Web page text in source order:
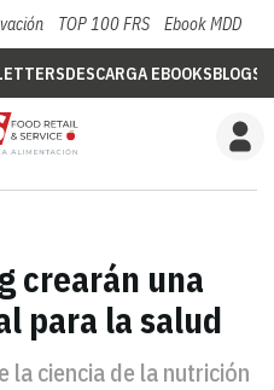
TOP 100 FRS Ebook MDD
DESCARGA EBOOKSBLOGS
crearán una
para la salud
la ciencia de la nutrición